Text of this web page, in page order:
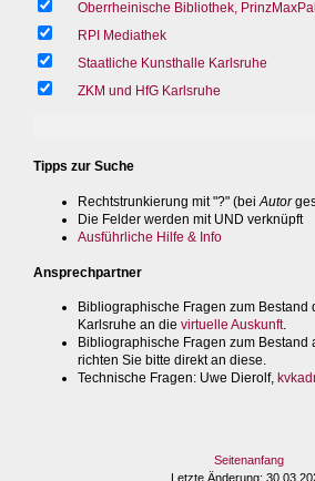
Oberrheinische Bibliothek,
RPI Mediathek
Staatliche Kunsthalle Karlsruhe
ZKM und HfG Karlsruhe
Tipps zur Suche
Rechtstrunkierung mit "?" (bei Autor
Die Felder werden mit UND verknüpft
Ausführliche Hilfe & Info
Ansprechpartner
Bibliographische Fragen zum Bestand
Karlsruhe an die virtuelle Auskunft.
Bibliographische Fragen zum Bestand
richten Sie bitte direkt an diese.
Technische Fragen: Uwe Dierolf,
Seitenanfang
Letzte Änderung: